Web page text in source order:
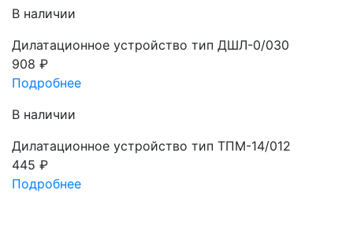
В наличии
Дилатационное устройство тип ДШЛ-0/030
908 ₽
Подробнее
В наличии
Дилатационное устройство тип ТПМ-14/012
445 ₽
Подробнее